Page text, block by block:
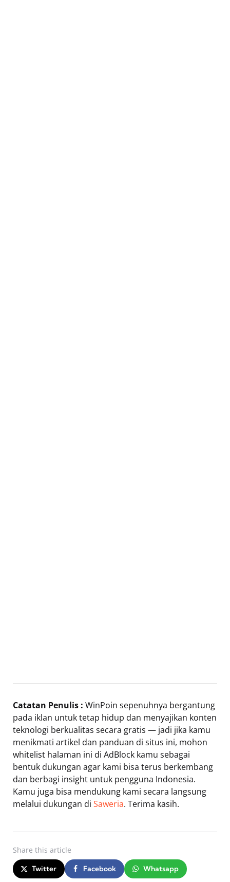
Catatan Penulis : WinPoin sepenuhnya bergantung
pada iklan untuk tetap hidup dan menyajikan konten
teknologi berkualitas secara gratis — jadi jika kamu
menikmati artikel dan panduan di situs ini, mohon
whitelist halaman ini di AdBlock kamu sebagai
bentuk dukungan agar kami bisa terus berkembang
dan berbagi insight untuk pengguna Indonesia.
Kamu juga bisa mendukung kami secara langsung
melalui dukungan di Saweria. Terima kasih.
Share this article
Twitter Facebook Whatsapp